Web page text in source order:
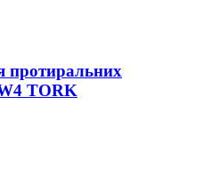
протиральних
TORK